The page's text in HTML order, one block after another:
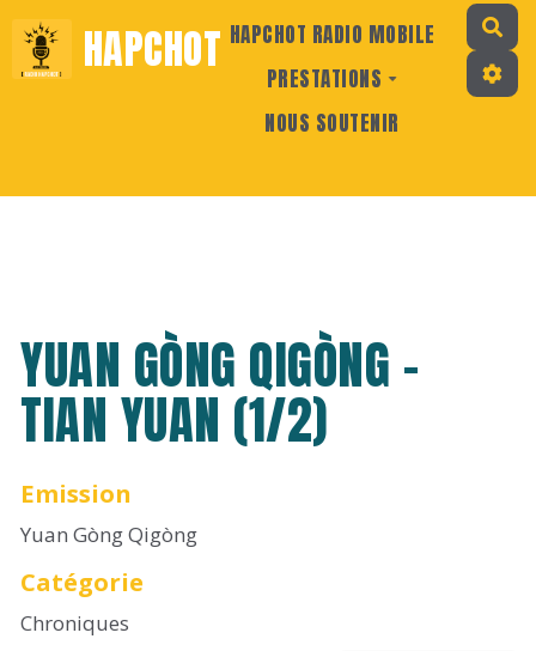
HAPCHOT HAPCHOT RADIO MOBILE
PRESTATIONS
NOUS SOUTENIR
YUAN GÒNG QIGÒNG -
TIAN YUAN (1/2)
Emission
Yuan Gòng Qigòng
Catégorie
Chroniques